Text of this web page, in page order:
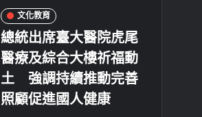
文化教育
總統出席臺大醫院虎尾
醫療及綜合大樓祈福動
土 強調持續推動完善
照顧促進國人健康